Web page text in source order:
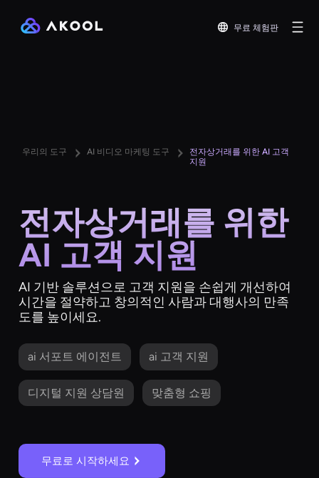
무료 체험판
우리의 도구 AI 비디오 마케팅 도구
전자상거래를 위한 AI 고객
지원
전자상거래를 위한
AI 고객 지원
AI 기반 솔루션으로 고객 지원을 손쉽게 개선하여
시간을 절약하고 창의적인 사람과 대행사의 만족
도를 높이세요.
ai 서포트 에이전트 ai 고객 지원
디지털 지원 상담원 맞춤형 쇼핑
무료로 시작하세요